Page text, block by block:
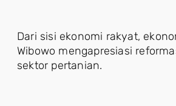
Dari sisi ekonomi rakyat,
Wibowo mengapresiasi
sektor pertanian.